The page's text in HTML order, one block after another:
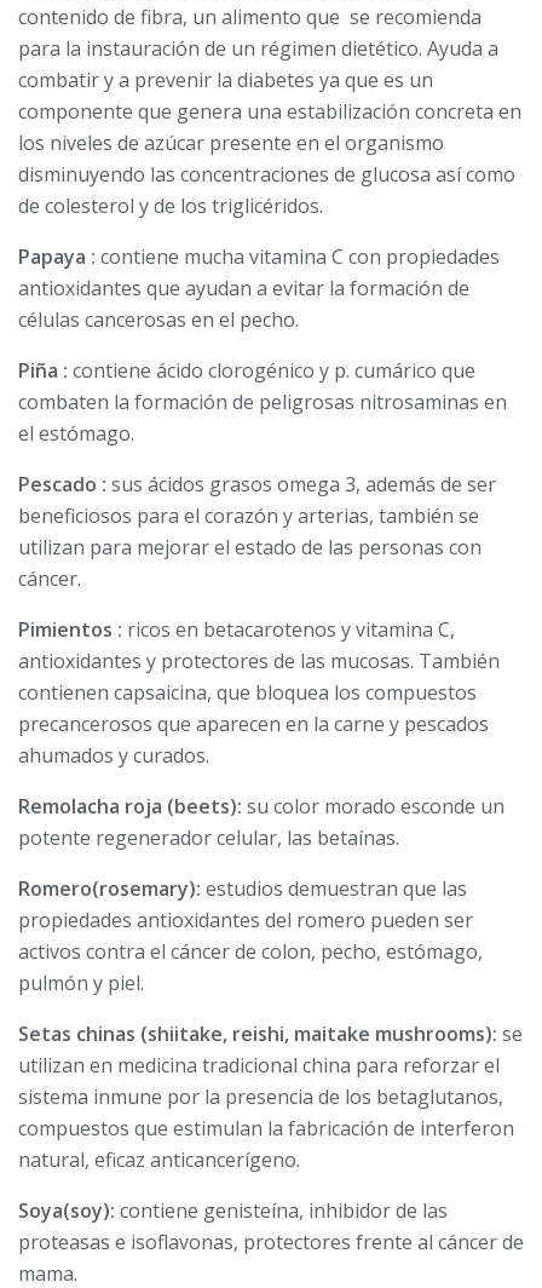
contenido de fibra, un alimento que se recomienda
para la instauración de un régimen dietético. Ayuda a
combatir y a prevenir la diabetes ya que es un
componente que genera una estabilización concreta en
los niveles de azúcar presente en el organismo
disminuyendo las concentraciones de glucosa así como
de colesterol y de los triglicéridos.
Papaya : contiene mucha vitamina C con propiedades
antioxidantes que ayudan a evitar la formación de
células cancerosas en el pecho.
Piña : contiene ácido clorogénico y p. cumárico que
combaten la formación de peligrosas nitrosaminas en
el estómago.
Pescado : sus ácidos grasos omega 3, además de ser
beneficiosos para el corazón y arterias, también se
utilizan para mejorar el estado de las personas con
cáncer.
Pimientos : ricos en betacarotenos y vitamina C,
antioxidantes y protectores de las mucosas. También
contienen capsaicina, que bloquea los compuestos
precancerosos que aparecen en la carne y pescados
ahumados y curados.
Remolacha roja (beets): su color morado esconde un
potente regenerador celular, las betaínas.
Romero(rosemary): estudios demuestran que las
propiedades antioxidantes del romero pueden ser
activos contra el cáncer de colon, pecho, estómago,
pulmón y piel.
Setas chinas (shiitake, reishi, maitake mushrooms): se
utilizan en medicina tradicional china para reforzar el
sistema inmune por la presencia de los betaglutanos,
compuestos que estimulan la fabricación de interferon
natural, eficaz anticancerígeno.
Soya(soy): contiene genisteína, inhibidor de las
proteasas e isoflavonas, protectores frente al cáncer de
mama.